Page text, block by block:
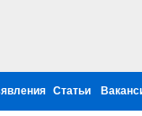
Статьи